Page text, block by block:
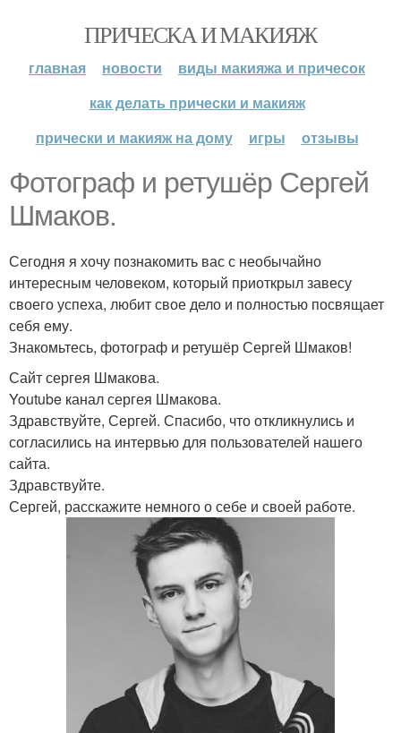
ПРИЧЕСКА И МАКИЯЖ
главная новости
виды макияжа и причесок
как делать прически и макияж
прически и макияж на дому
игры отзывы
Фотограф и ретушёр Сергей
Шмаков.
Сегодня я хочу познакомить вас с необычайно
интересным человеком, который приоткрыл завесу
своего успеха, любит свое дело и полностью посвящает
себя ему.
Знакомьтесь, фотограф и ретушёр Сергей Шмаков!
Сайт сергея Шмакова.
Youtube канал сергея Шмакова.
Здравствуйте, Сергей. Спасибо, что откликнулись и
согласились на интервью для пользователей нашего
сайта.
Здравствуйте.
Сергей, расскажите немного о себе и своей работе.